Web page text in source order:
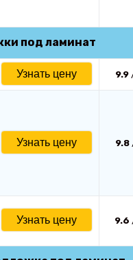
под ламинат
Узнать цену 9.9
Узнать цену 9.8
Узнать цену 9.6